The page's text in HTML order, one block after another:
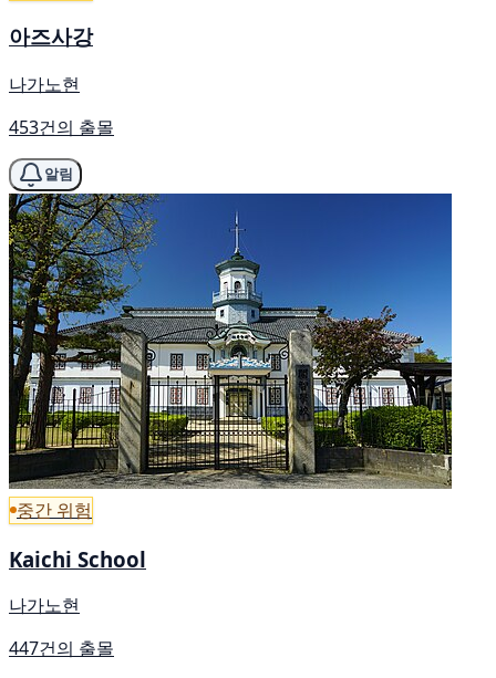
아즈사강
나가노현
453건의 출몰
알림
중간 위험
Kaichi School
나가노현
447건의 출몰